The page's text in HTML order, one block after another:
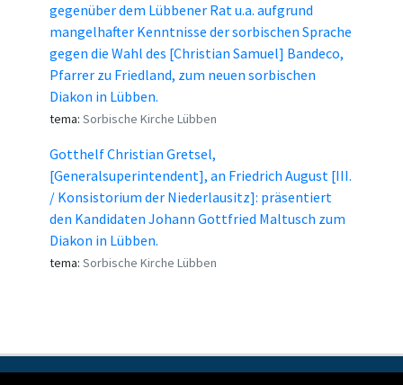
gegenüber dem Lübbener Rat u.a. aufgrund
mangelhafter Kenntnisse der sorbischen Sprache
gegen die Wahl des [Christian Samuel] Bandeco,
Pfarrer zu Friedland, zum neuen sorbischen
Diakon in Lübben.
tema: Sorbische Kirche Lübben
Gotthelf Christian Gretsel,
[Generalsuperintendent], an Friedrich August [III.
/ Konsistorium der Niederlausitz]: präsentiert
den Kandidaten Johann Gottfried Maltusch zum
Diakon in Lübben.
tema: Sorbische Kirche Lübben